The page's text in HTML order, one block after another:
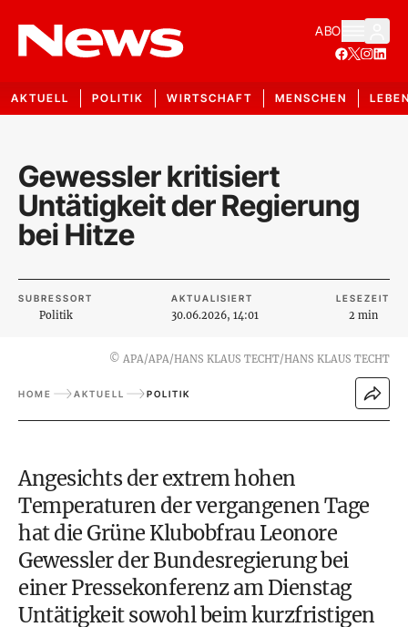
ABO
AKTUELL POLITIK WIRTSCHAFT MENSCHEN
Gewessler kritisiert
Untätigkeit der Regierung
bei Hitze
SUBRESSORT
Politik
AKTUALISIERT
30.06.2026, 14:01
LESEZEIT
2 min
© APA/APA/HANS KLAUS TECHT/HANS KLAUS TECHT
HOME AKTUELL POLITIK
Angesichts der extrem hohen
Temperaturen der vergangenen Tage
hat die Grüne Klubobfrau Leonore
Gewessler der Bundesregierung bei
einer Pressekonferenz am Dienstag
Untätigkeit sowohl beim kurzfristigen